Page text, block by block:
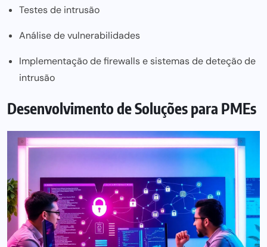
Testes de intrusão
Análise de vulnerabilidades
Implementação de firewalls e sistemas de deteção de
intrusão
Desenvolvimento de Soluções para PMEs